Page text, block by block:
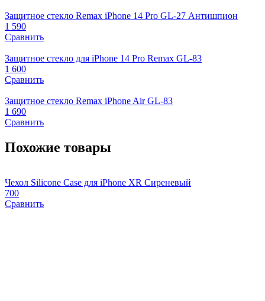
Защитное стекло Remax iPhone 14 Pro GL-27 Антишпион
1 590
Сравнить
Защитное стекло для iPhone 14 Pro Remax GL-83
1 600
Сравнить
Защитное стекло Remax iPhone Air GL-83
1 690
Сравнить
Похожие товары
Чехол Silicone Case для iPhone XR Сиреневый
700
Сравнить